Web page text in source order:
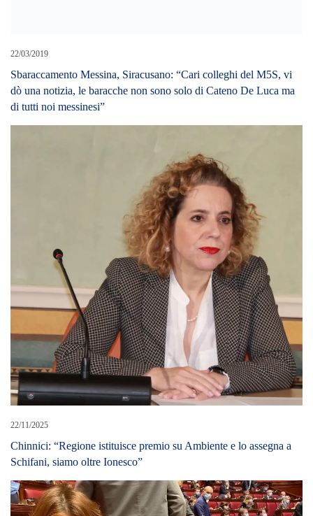
22/03/2019
Sbaraccamento Messina, Siracusano: “Cari colleghi del M5S, vi
dò una notizia, le baracche non sono solo di Cateno De Luca ma
di tutti noi messinesi”
22/11/2025
Chinnici: “Regione istituisce premio su Ambiente e lo assegna a
Schifani, siamo oltre Ionesco”